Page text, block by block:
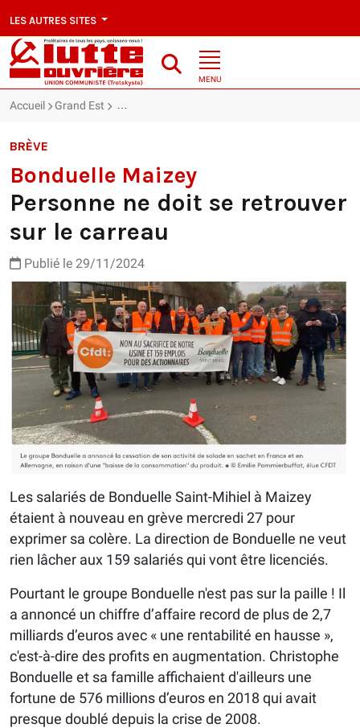
LES AUTRES SITES
MENU
Accueil Grand Est Bonduelle Maizey : Personne ne doit se retrouver
BRÈVE
Bonduelle Maizey
Personne ne doit se retrouver
sur le carreau
Publié le 29/11/2024
Les salariés de Bonduelle Saint-Mihiel à Maizey
étaient à nouveau en grève mercredi 27 pour
exprimer sa colère. La direction de Bonduelle ne veut
rien lâcher aux 159 salariés qui vont être licenciés.
Pourtant le groupe Bonduelle n'est pas sur la paille ! Il
a annoncé un chiffre d’affaire record de plus de 2,7
milliards d’euros avec « une rentabilité en hausse »,
c'est-à-dire des profits en augmentation. Christophe
Bonduelle et sa famille affichaient d'ailleurs une
fortune de 576 millions d’euros en 2018 qui avait
presque doublé depuis la crise de 2008.